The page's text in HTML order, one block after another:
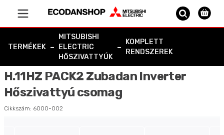
Vissza a főoldalra
TERMÉKEK -
MITSUBISHI
ELECTRIC
HŐSZIVATTYÚK
-
KOMPLETT
RENDSZEREK
ECODANSHOP